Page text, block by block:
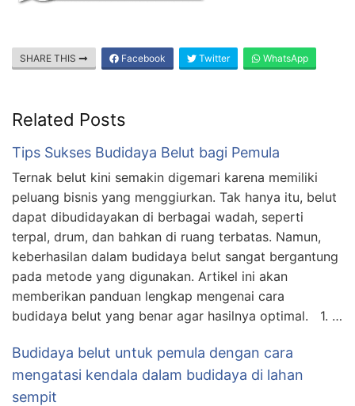
SHARE THIS Facebook Twitter WhatsApp
Related Posts
Tips Sukses Budidaya Belut bagi Pemula
Ternak belut kini semakin digemari karena memiliki
peluang bisnis yang menggiurkan. Tak hanya itu, belut
dapat dibudidayakan di berbagai wadah, seperti
terpal, drum, dan bahkan di ruang terbatas. Namun,
keberhasilan dalam budidaya belut sangat bergantung
pada metode yang digunakan. Artikel ini akan
memberikan panduan lengkap mengenai cara
budidaya belut yang benar agar hasilnya optimal. 1. …
Budidaya belut untuk pemula dengan cara
mengatasi kendala dalam budidaya di lahan
sempit